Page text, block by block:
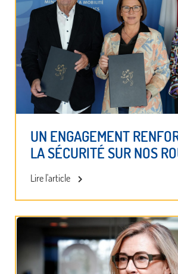
UN ENGAGEMENT
LA SÉCURITÉ SUR NOS
Lire l'article